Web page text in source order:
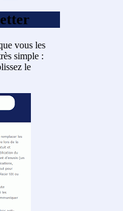
vous les
simple :
le